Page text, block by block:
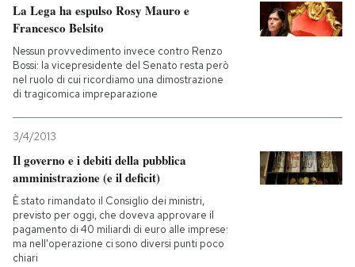
La Lega ha espulso Rosy Mauro e
Francesco Belsito
Nessun provvedimento invece contro Renzo
Bossi: la vicepresidente del Senato resta però
nel ruolo di cui ricordiamo una dimostrazione
di tragicomica impreparazione
3/4/2013
Il governo e i debiti della pubblica
amministrazione (e il deficit)
È stato rimandato il Consiglio dei ministri,
previsto per oggi, che doveva approvare il
pagamento di 40 miliardi di euro alle imprese:
ma nell'operazione ci sono diversi punti poco
chiari